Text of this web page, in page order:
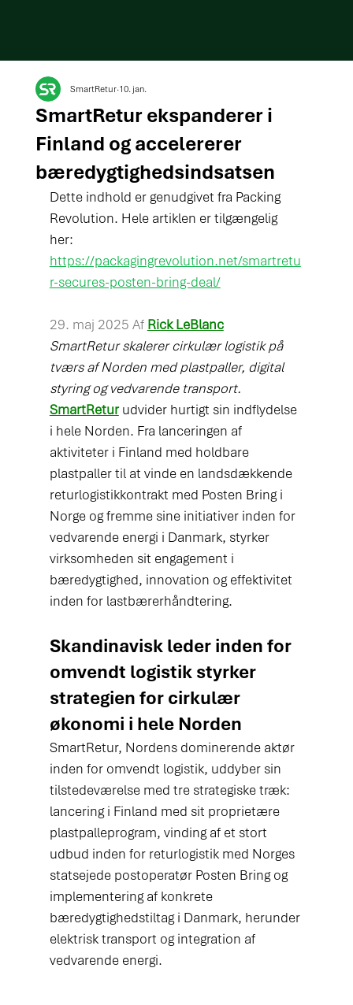
SmartRetur ekspanderer i
Finland og accelererer
bæredygtighedsindsatsen
SmartRetur 10. jan.
Dette indhold er genudgivet fra Packing
Revolution. Hele artiklen er tilgængelig
her:
https://packagingrevolution.net/smartretu
r-secures-posten-bring-deal/
29. maj 2025 Af Rick LeBlanc
SmartRetur skalerer cirkulær logistik på
tværs af Norden med plastpaller, digital
styring og vedvarende transport.
SmartRetur udvider hurtigt sin indflydelse
i hele Norden. Fra lanceringen af
aktiviteter i Finland med holdbare
plastpaller til at vinde en landsdækkende
returlogistikkontrakt med Posten Bring i
Norge og fremme sine initiativer inden for
vedvarende energi i Danmark, styrker
virksomheden sit engagement i
bæredygtighed, innovation og effektivitet
inden for lastbærerhåndtering.
Skandinavisk leder inden for
omvendt logistik styrker
strategien for cirkulær
økonomi i hele Norden
SmartRetur, Nordens dominerende aktør
inden for omvendt logistik, uddyber sin
tilstedeværelse med tre strategiske træk:
lancering i Finland med sit proprietære
plastpalleprogram, vinding af et stort
udbud inden for returlogistik med Norges
statsejede postoperatør Posten Bring og
implementering af konkrete
bæredygtighedstiltag i Danmark, herunder
elektrisk transport og integration af
vedvarende energi.